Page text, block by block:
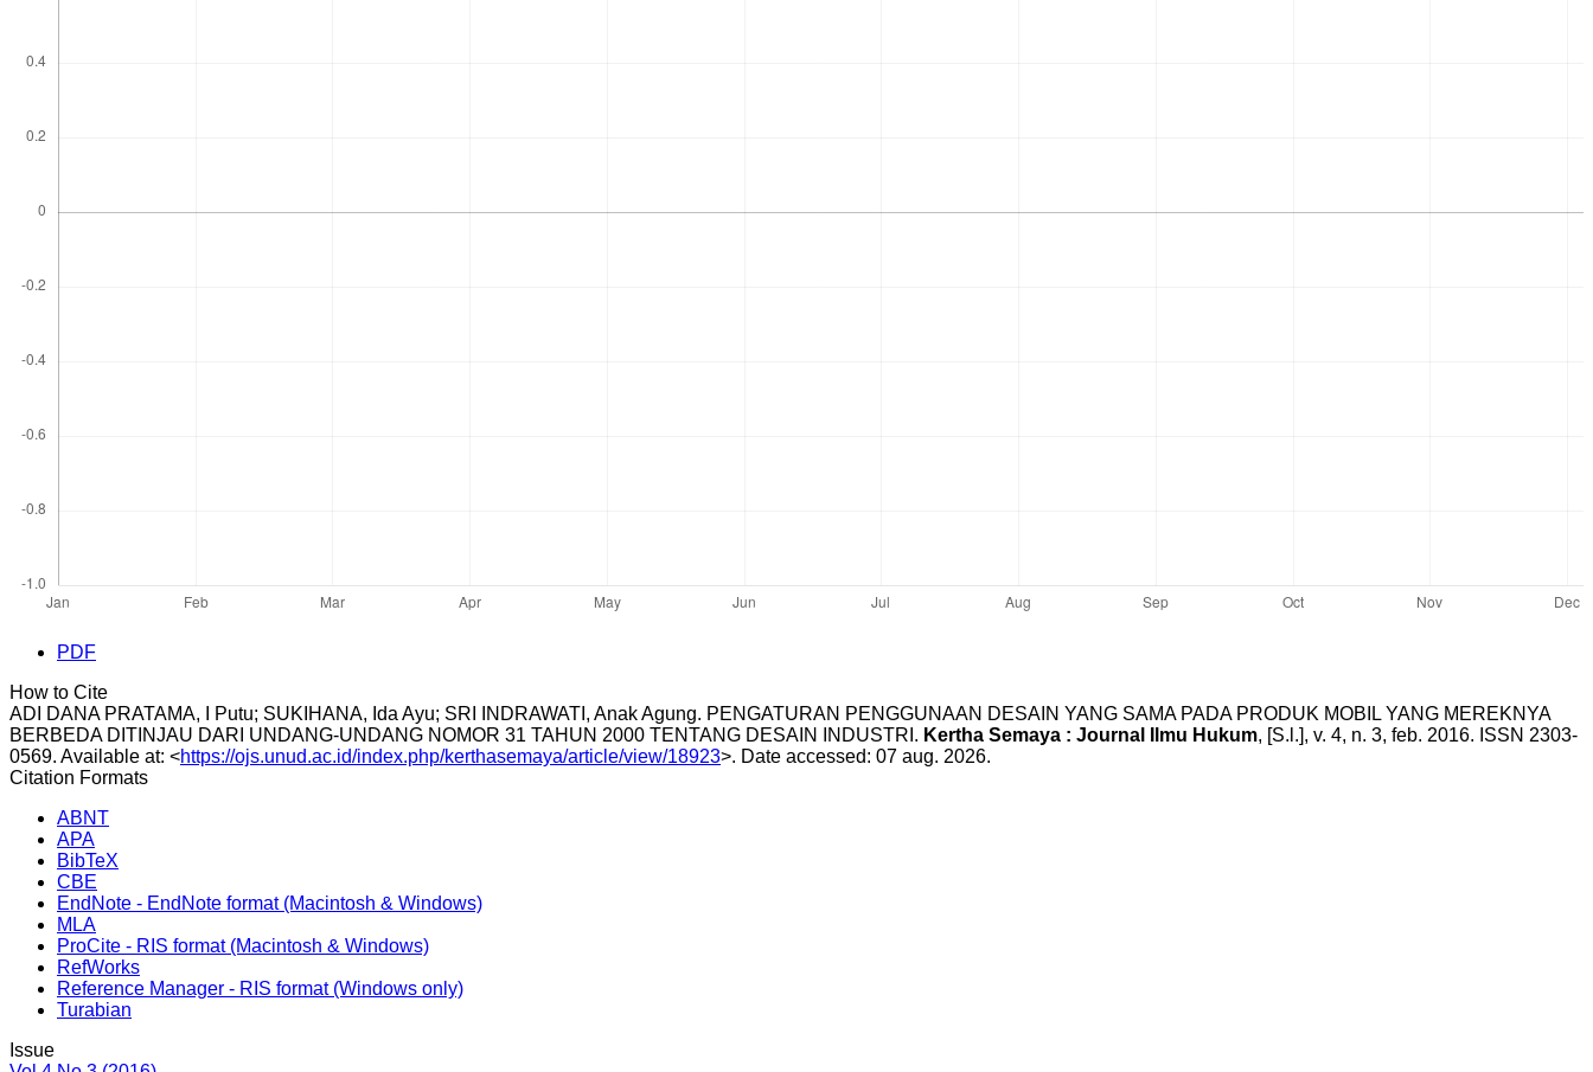
PDF
How to Cite
ADI DANA PRATAMA, I Putu; SUKIHANA, Ida Ayu; SRI INDRAWATI, Anak Agung. PENGATURAN PENGGUNAAN DESAIN YANG SAMA PADA PRODUK MOBIL YANG MEREKNYA
BERBEDA DITINJAU DARI UNDANG-UNDANG NOMOR 31 TAHUN 2000 TENTANG DESAIN INDUSTRI. Kertha Semaya : Journal Ilmu Hukum, [S.l.], v. 4, n. 3, feb. 2016. ISSN 2303-
0569. Available at: <https://ojs.unud.ac.id/index.php/kerthasemaya/article/view/18923>. Date accessed: 07 aug. 2026.
Citation Formats
ABNT
APA
BibTeX
CBE
EndNote - EndNote format (Macintosh & Windows)
MLA
ProCite - RIS format (Macintosh & Windows)
RefWorks
Reference Manager - RIS format (Windows only)
Turabian
Issue